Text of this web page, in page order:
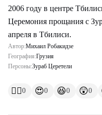
2006 году в центре
Церемония прощания с
апреля в Тбилиси.
Автор:Михаил Робакидзе
География:Грузия
Персоны:Зураб Церетели
👍🏻0 😍0 😆0 😲0